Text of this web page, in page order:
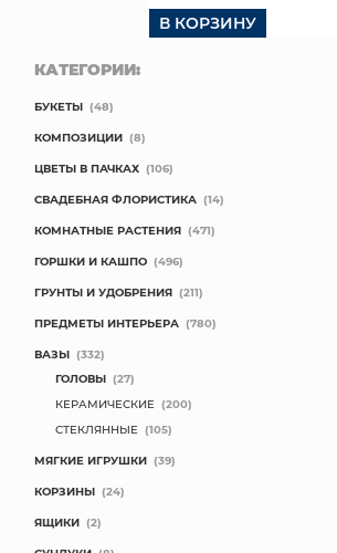
В КОРЗИНУ
КАТЕГОРИИ:
БУКЕТЫ (48)
КОМПОЗИЦИИ (8)
ЦВЕТЫ В ПАЧКАХ (106)
СВАДЕБНАЯ ФЛОРИСТИКА (14)
КОМНАТНЫЕ РАСТЕНИЯ (471)
ГОРШКИ И КАШПО (496)
ГРУНТЫ И УДОБРЕНИЯ (211)
ПРЕДМЕТЫ ИНТЕРЬЕРА (780)
ВАЗЫ (332)
ГОЛОВЫ (27)
КЕРАМИЧЕСКИЕ (200)
СТЕКЛЯННЫЕ (105)
МЯГКИЕ ИГРУШКИ (39)
КОРЗИНЫ (24)
ЯЩИКИ (2)